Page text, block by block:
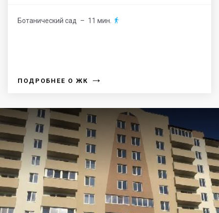
Ботанический сад – 11 мин. 
ПОДРОБНЕЕ О ЖК →